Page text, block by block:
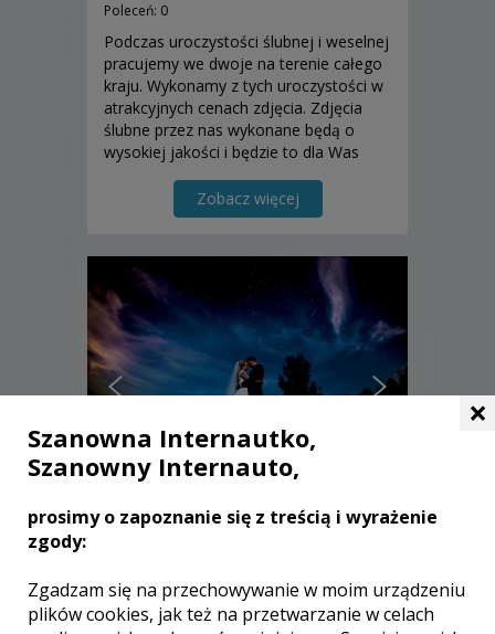
Poleceń: 0
Podczas uroczystości ślubnej i weselnej
pracujemy we dwoje na terenie całego
kraju. Wykonamy z tych uroczystości w
atrakcyjnych cenach zdjęcia. Zdjęcia
ślubne przez nas wykonane będą o
wysokiej jakości i będzie to dla Was
zapraszamy do skorzystania z naszej
Zobacz więcej
Tomasz - Zawiercie
2600 zł/ sesja
Ocena:0,00 / 5
(0 opinii)
×
Szanowna Internautko,
Szanowny Internauto,
prosimy o zapoznanie się z treścią i wyrażenie
zgody:
Zgadzam się na przechowywanie w moim urządzeniu
plików cookies, jak też na przetwarzanie w celach